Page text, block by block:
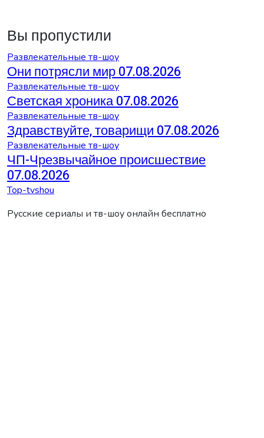
Вы пропустили
Развлекательные тв-шоу
Они потрясли мир 07.08.2026
Развлекательные тв-шоу
Светская хроника 07.08.2026
Развлекательные тв-шоу
Здравствуйте, товарищи 07.08.2026
Развлекательные тв-шоу
ЧП-Чрезвычайное происшествие
07.08.2026
Top-tvshou
Русские сериалы и тв-шоу онлайн бесплатно